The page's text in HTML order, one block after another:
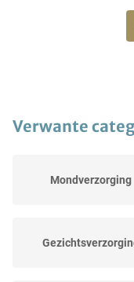
Verwante
Mondverzorging